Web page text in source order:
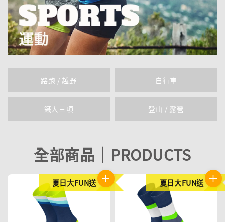
路跑 / 越野 自行車
鐵人三項 登山 / 露營
全部商品｜PRODUCTS
夏日大FUN送 夏日大FUN送